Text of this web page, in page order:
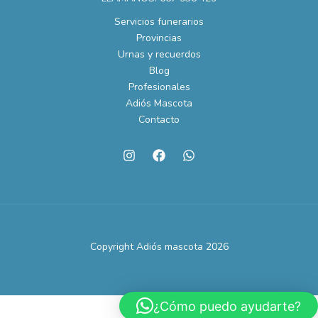
Servicios funerarios
Provincias
Urnas y recuerdos
Blog
Profesionales
Adiós Mascota
Contacto
Copyright Adiós mascota 2026
¿Cómo puedo ayudarte?